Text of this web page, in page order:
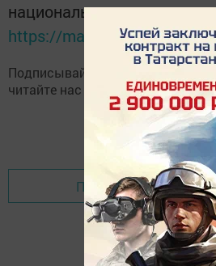
национальном
https://max.ru/tatmedia
Подписывайтесь на наш
читайте нас
Вконтакте,
Перейти на страницу